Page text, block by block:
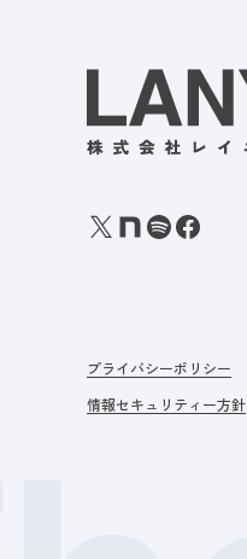
プライバシーポリシー
情報セキュリティー方針